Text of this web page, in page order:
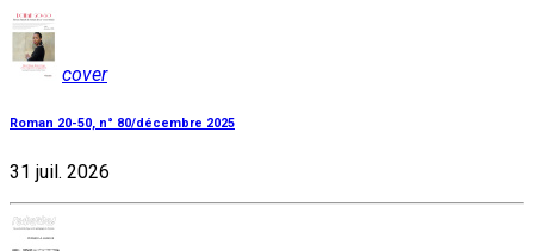
cover
Roman 20-50, n° 80/décembre 2025
31 juil. 2026